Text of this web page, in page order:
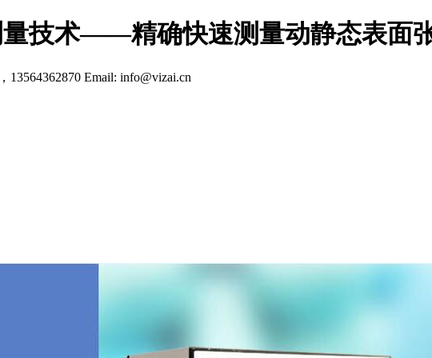
技术——精确快速测量动静态表面
13564362870 Email: info@vizai.cn